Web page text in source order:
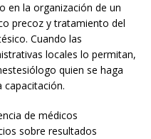
en la organización de un
precoz y tratamiento del
Cuando las
locales lo permitan,
quien se haga
capacitación.
de médicos
sobre resultados